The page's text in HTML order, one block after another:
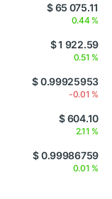
$ 65 075.11
0.44 %
$ 1 922.59
0.51 %
$ 0.99925953
-0.01 %
$ 604.10
2.11 %
$ 0.99986759
0.01 %